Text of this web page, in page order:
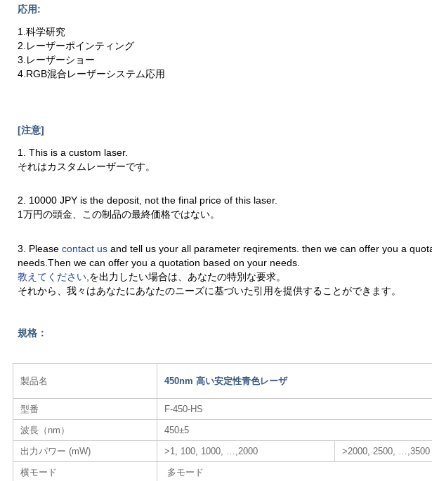
応用:
1.科学研究
2.レーザーポインティング
3.レーザーショー
4.RGB混合レーザーシステム応用
[注意]
1. This is a custom laser.
それはカスタムレーザーです。
2. 10000 JPY is the deposit, not the final price of this laser.
1万円の頭金、この制品の最終価格ではない。
3. Pleasecontact usand tell us your all parameter reqirements. then we can offer you a
needs.Then we can offer you a quotation based on your needs.
教えてください ,を出力したい場合は、あなたの特別な要求。
それから、我々はあなたにあなたのニーズに基づいた引用を提供することができます。
規格：
製品名 450nm 高い安定性青色レーザ
型番
F-450-HS
波長（nm）
450±5
出力パワー (mW)
>1, 100, 1000, …,2000
>2000, 2500, …,3500
横モード
多モード